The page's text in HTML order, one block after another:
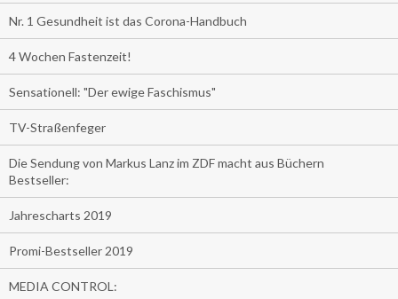
Nr. 1 Gesundheit ist das Corona-Handbuch
4 Wochen Fastenzeit!
Sensationell: "Der ewige Faschismus"
TV-Straßenfeger
Die Sendung von Markus Lanz im ZDF macht aus Büchern
Bestseller:
Jahrescharts 2019
Promi-Bestseller 2019
MEDIA CONTROL: